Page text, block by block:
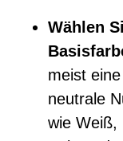
Wählen
meist eine
neutrale
wie Weiß,